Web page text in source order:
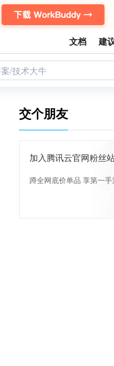
文档 建
/技术大牛
交个朋友
加入腾讯云官网粉丝
蹲全网底价单品 享第一手